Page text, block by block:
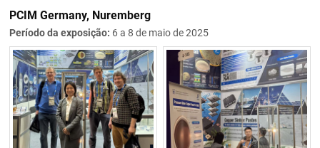
PCIM Germany, Nuremberg
Período da exposição: 6 a 8 de maio de 2025